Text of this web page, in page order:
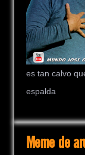
es tan calvo
espalda
Meme de